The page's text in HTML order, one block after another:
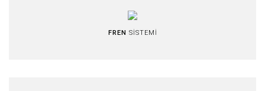
FREN SİSTEMİ